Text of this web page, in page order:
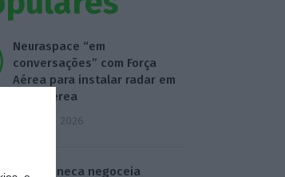
Neuraspace “em
conversações” com Força
Aérea para instalar radar em
base aérea
5 Agosto 2026
AstraZeneca negoceia